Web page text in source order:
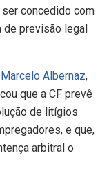
concedido com
de previsão legal
Albernaz,
que a CF prevê
de litígios
e que,
arbitral o